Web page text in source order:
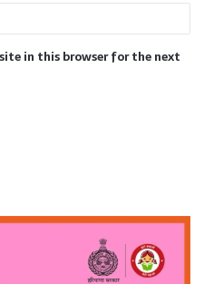
in this browser for the next